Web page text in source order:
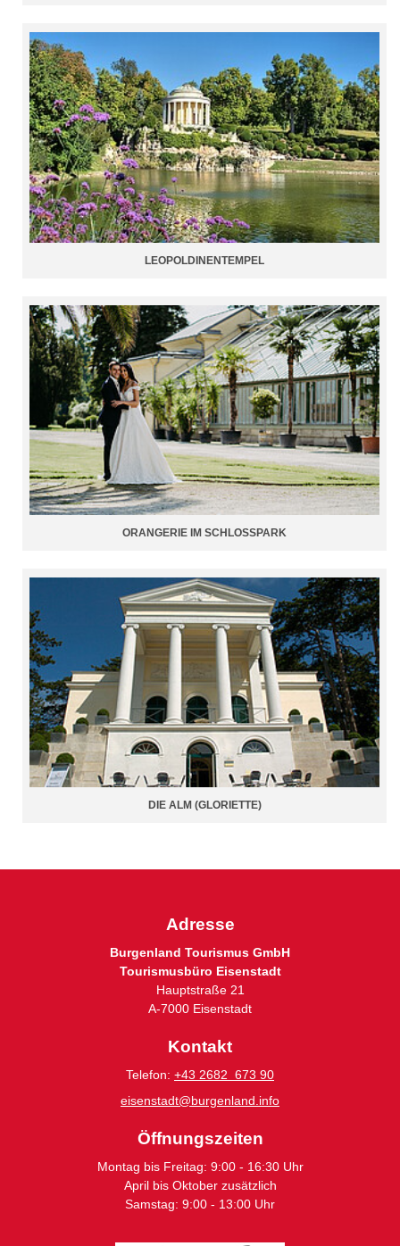
LEOPOLDINENTEMPEL
ORANGERIE IM SCHLOSSPARK
DIE ALM (GLORIETTE)
Adresse
Burgenland Tourismus GmbH
Tourismusbüro Eisenstadt
Hauptstraße 21
A-7000 Eisenstadt
Kontakt
Telefon: +43 2682 673 90
eisenstadt@burgenland.info
Öffnungszeiten
Montag bis Freitag: 9:00 - 16:30 Uhr
April bis Oktober zusätzlich
Samstag: 9:00 - 13:00 Uhr